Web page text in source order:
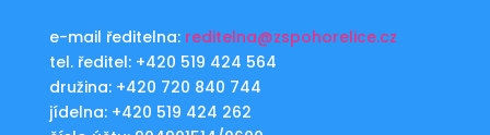
e-mail ředitelna: reditelna@zspohorelice.cz
tel. ředitel: +420 519 424 564
družina: +420 720 840 744
jídelna: +420 519 424 262